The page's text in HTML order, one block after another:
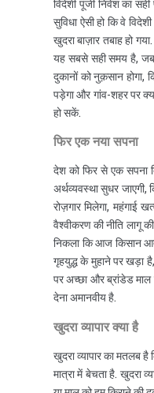
विदेशी पूंजी निवेश का
सुविधा ऐसी हो कि वे
खुदरा बाज़ार तबाह हो
यह सबसे सही समय है, जब
दुकानों को नुक़सान होगा,
पड़ेगा और गांव-शहर पर
हो सकें.
फिर एक नया सपना
देश को फिर से एक सपना
अर्थव्यवस्था सुधर जाएगी,
रोज़गार मिलेगा, महंगाई
वैश्वीकरण की नीति लागू
निकला कि आज किसान
गृहयुद्ध के मुहाने पर खड़ा
पर अच्छा और ब्रांडेड
देना अमानवीय है.
खुदरा व्यापार क्या है
खुदरा व्यापार का मतलब है
मात्रा में बेचता है. खुदरा